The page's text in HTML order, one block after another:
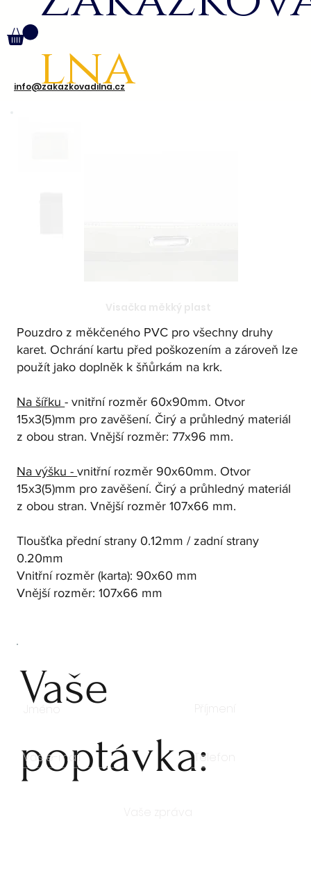
info@zakazkovadilna.cz
lna
Pouzdro z měkčeného PVC pro všechny druhy
karet. Ochrání kartu před poškozením a zároveň lze
použít jako doplněk k šňůrkám na krk.
Na šířku- vnitřní rozměr 60x90mm. Otvor
15x3(5)mm pro zavěšení. Čirý a průhledný materiál
z obou stran. Vnější rozměr: 77x96 mm.
Na výšku -vnitřní rozměr 90x60mm. Otvor
15x3(5)mm pro zavěšení. Čirý a průhledný materiál
z obou stran. Vnější rozměr 107x66 mm.
Tloušťka přední strany 0.12mm / zadní strany
0.20mm
Vnitřní rozměr (karta): 90x60 mm
Vnější rozměr: 107x66 mm
Vaše
poptávka: